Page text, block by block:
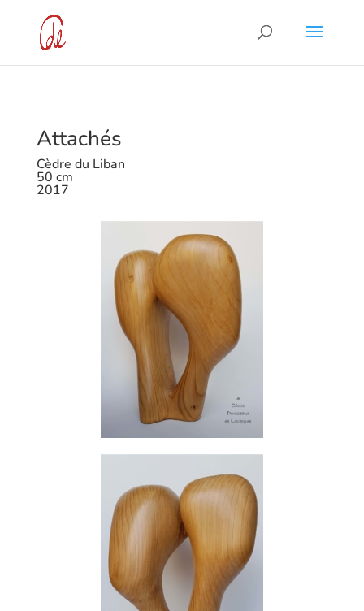
Attachés
Cèdre du Liban
50 cm
2017